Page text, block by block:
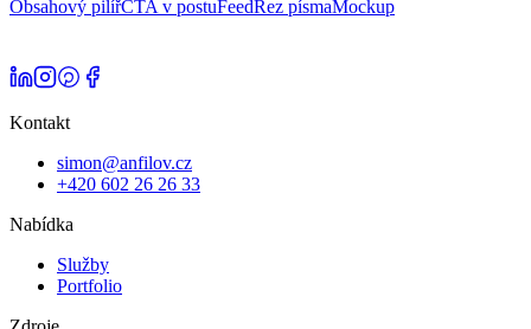
Obsahový pilířCTA v postuFeedŘez písmaMockup
Kontakt
simon@anfilov.cz
+420 602 26 26 33
Nabídka
Služby
Portfolio